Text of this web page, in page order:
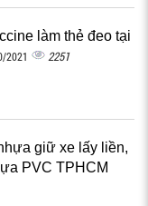
làm thẻ đeo tại
2021 2251
giữ xe lấy liền,
PVC TPHCM